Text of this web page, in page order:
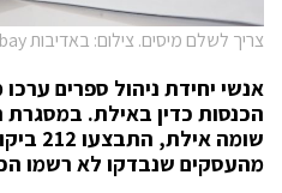
צריך לשלם מיסים. צילום: באדיבות pixabay
אנשי יחידת ניהול ספרים
הכנסות כדין באילת.
מהעסקים שנבדקו לא רשמו